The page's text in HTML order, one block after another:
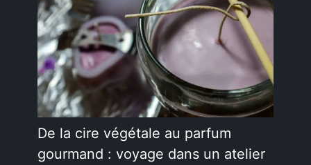
De la cire végétale au parfum
gourmand : voyage dans un atelier